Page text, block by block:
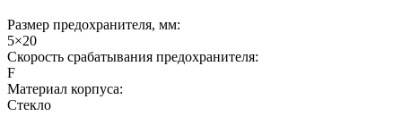
Размер предохранителя, мм:
5×20
Скорость срабатывания предохранителя:
F
Материал корпуса:
Стекло